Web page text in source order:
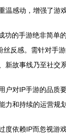
温感动，增强了游
功的手游绝非简单
丝反感。需针对手
新故事线乃至社交
户对IP手游的品质
力和持续的运营规
度依赖IP而忽视游